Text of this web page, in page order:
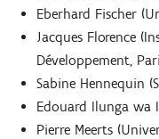
Eberhard Fischer
Jacques Florence
Développement,
Sabine Hennequin
Edouard Ilunga wa
Pierre Meerts